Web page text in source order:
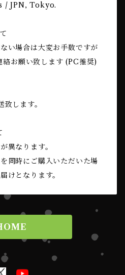
/ JPN, Tokyo.
い場合は大変お手数ですが
お願い致します (PC推奨)
します。
異なります。
同時にご購入いただいた場
けとなります。